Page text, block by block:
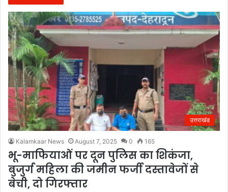
उत्तराखंड
Kalamkaar News August 7, 2025 0 165
भू-माफियाओं पर दून पुलिस का शिकंजा,
बुजुर्ग महिला की जमीन फर्जी दस्तावेजों से
बेची, दो गिरफ्तार